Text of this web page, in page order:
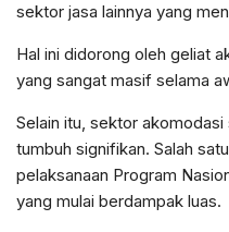
sektor jasa lainnya yang
Hal ini didorong oleh geliat
yang sangat masif selama
Selain itu, sektor
tumbuh signifikan. Salah
pelaksanaan Program
yang mulai berdampak luas.